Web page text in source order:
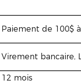
Paiement de 100$
Virement bancaire,
12 mois